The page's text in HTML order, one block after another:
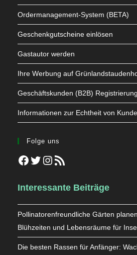
Ordermanagement-System (BETA)
Geschenkgutscheine einlösen
Gastautor werden
Ihre Werbung auf
Geschäftskunden (B2B) Registrierung
Informationen zur Echtheit von
Folge uns
Facebook
TwitterInstagram
RSS-Feed
Interessante Beiträge
Pollinatorenfreundliche Gärten
Blühzeiten und Lebensräume für
Die besten Rassen für Anfänger: